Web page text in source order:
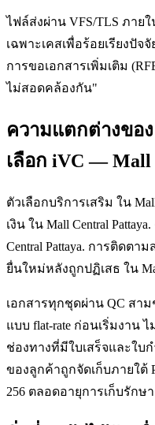
ไฟล์ส่งผ่าน VFS/TLS ภายใ
เฉพาะเคสเพื่อร้อยเรียงปั
การขอเอกสารเพิ่มเติม
ไม่สอดคล้องกัน"
ความแตกต่างขอ
เลือก iVC — Mall
ตัวเลือกบริการเสริม ใน
เงิน ใน Mall Central
Central Pattaya. การติดตา
ยื่นใหม่หลังถูกปฏิเสธ ใน
เอกสารทุกชุดผ่าน QC สา
แบบ flat-rate ก่อนเริ่มงาน
ช่องทางที่มีใบเสร็จและใ
ของลูกค้าถูกจัดเก็บภายใต้
256 ตลอดอายุการเก็บรักษา